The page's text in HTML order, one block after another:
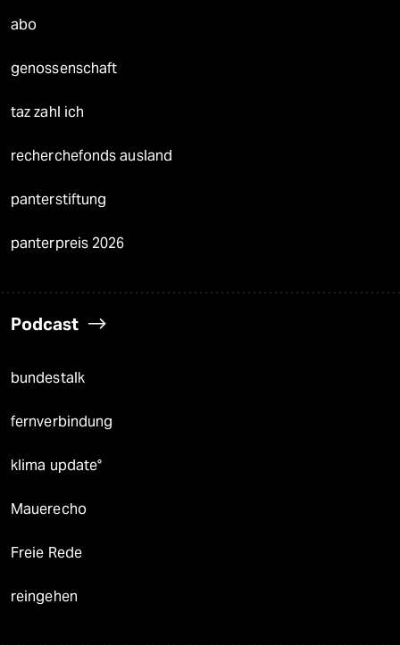
abo
genossenschaft
taz zahl ich
recherchefonds ausland
panterstiftung
panterpreis 2026
Podcast
bundestalk
fernverbindung
klima update°
Mauerecho
Freie Rede
reingehen